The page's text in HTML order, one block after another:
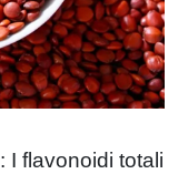
: I flavonoidi totali